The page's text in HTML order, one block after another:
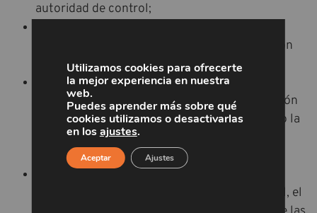
autoridad de control;
obtenido del interesado, cualquier información
disponible sobre su origen
la existencia de decisiones automatizadas,
incluida la elaboración de perfiles e información
significativa sobre la lógica aplicada, así como la
importancia y las consecuencias previstas de
dicho tratamiento para el interesado.
tercer país o a una organización internacional, el
Utilizamos cookies para ofrecerte
la mejor experiencia en nuestra
web.
Puedes aprender más sobre qué
cookies utilizamos o desactivarlas
en losajustes.
Aceptar Ajustes